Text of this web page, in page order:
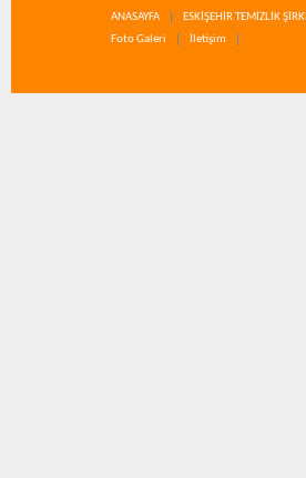
ANASAYFA ESKİŞEHİR TEMİZLİK
Foto Galeri
İletişim